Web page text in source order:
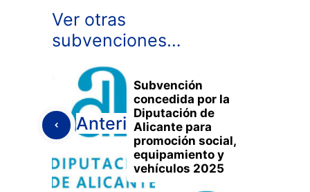
Ver otras
subvenciones…
Anterior
Subvención
concedida por la
Diputación de
Alicante para
promoción social,
equipamiento y
vehículos 2025